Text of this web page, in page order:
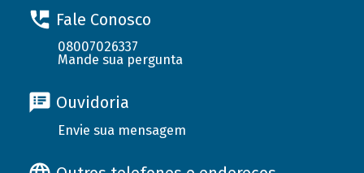
Fale Conosco
08007026337
Mande sua pergunta
Ouvidoria
Envie sua mensagem